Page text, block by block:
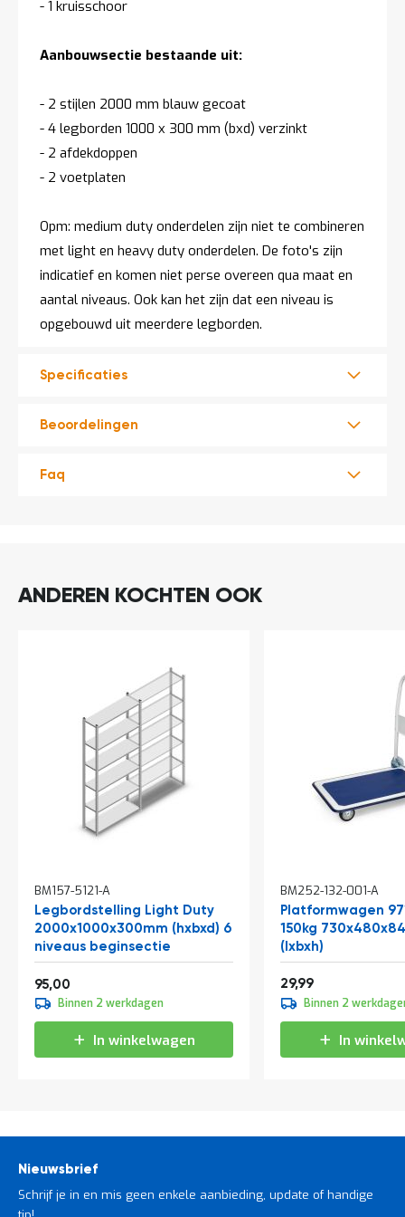
- 1 kruisschoor
Aanbouwsectie bestaande uit:
- 2 stijlen 2000 mm blauw gecoat
- 4 legborden 1000 x 300 mm (bxd) verzinkt
- 2 afdekdoppen
- 2 voetplaten
Opm: medium duty onderdelen zijn niet te combineren
met light en heavy duty onderdelen. De foto's zijn
indicatief en komen niet perse overeen qua maat en
aantal niveaus. Ook kan het zijn dat een niveau is
opgebouwd uit meerdere legborden.
Specificaties
Beoordelingen
Faq
ANDEREN KOCHTEN OOK
BM157-5121-A
Legbordstelling Light Duty
2000x1000x300mm (hxbxd) 6
niveaus beginsectie
Vanaf
95,00
Binnen 2 werkdagen
In winkelwagen
BM252-132-001-A
Platformwagen
150kg
(lxbxh)
29,99
winkelwagen
Binnen 2
In
Nieuwsbrief
Schrijf je in en mis geen enkele aanbieding, update of handige